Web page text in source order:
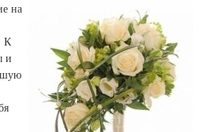
на
К
и